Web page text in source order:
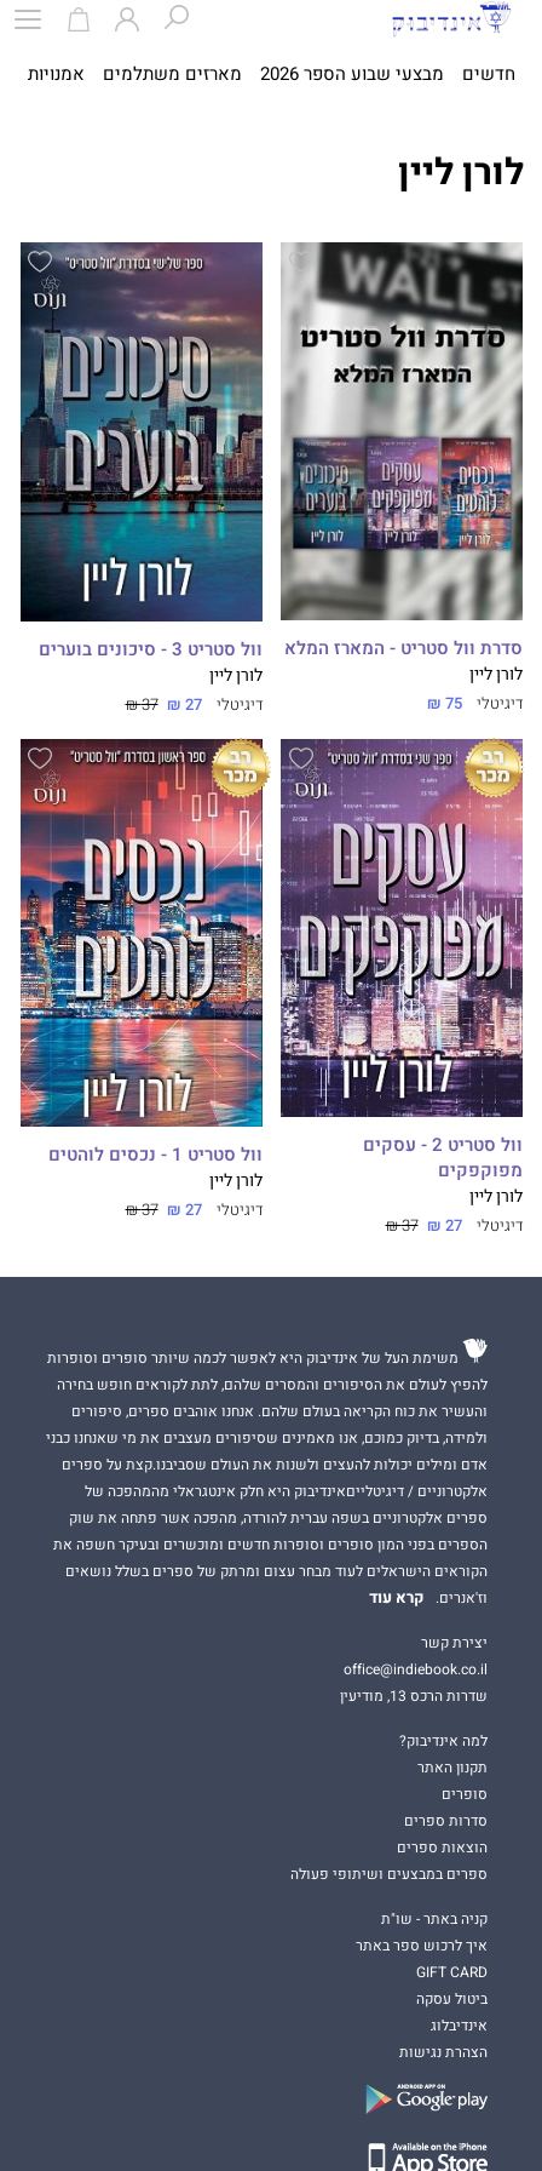
חדשים מבצעי שבוע הספר 2026 מארזים משתלמים אמנויות
לורן ליין
סדרת וול סטריט - המארז המלא
לורן ליין
דיגיטלי 75 ₪
וול סטריט 3 - סיכונים בוערים
לורן ליין
דיגיטלי 27 ₪
37 ₪
וול סטריט 2 - עסקים
מפוקפקים
לורן ליין
דיגיטלי 27 ₪
37 ₪
וול סטריט 1 - נכסים לוהטים
לורן ליין
דיגיטלי 27 ₪
37 ₪
משימת העל של אינדיבוק היא לאפשר לכמה שיותר סופרים וסופרות
להפיץ לעולם את הסיפורים והמסרים שלהם, לתת לקוראים חופש בחירה
והעשיר את כוח הקריאה בעולם שלהם. אנחנו אוהבים ספרים, סיפורים
ולמידה, בדיוק כמוכם, אנו מאמינים שסיפורים מעצבים את מי שאנחנו כבני
אדם ומילים יכולות להעצים ולשנות את העולם שסביבנו.קצת על ספרים
אלקטרוניים / דיגיטלייםאינדיבוק היא חלק אינטגראלי מהמהפכה של
ספרים אלקטרוניים בשפה עברית להורדה, מהפכה אשר פתחה את שוק
הספרים בפני המון סופרים וסופרות חדשים ומוכשרים ובעיקר חשפה את
הקוראים הישראלים לעוד מבחר עצום ומרתק של ספרים בשלל נושאים
וז'אנרים.
קרא עוד
יצירת קשר
office@indiebook.co.il
שדרות הרכס 13, מודיעין
למה אינדיבוק?
תקנון האתר
סופרים
סדרות ספרים
הוצאות ספרים
ספרים במבצעים ושיתופי פעולה
קניה באתר - שו"ת
איך לרכוש ספר באתר
GIFT CARD
ביטול עסקה
אינדיבלוג
הצהרת נגישות